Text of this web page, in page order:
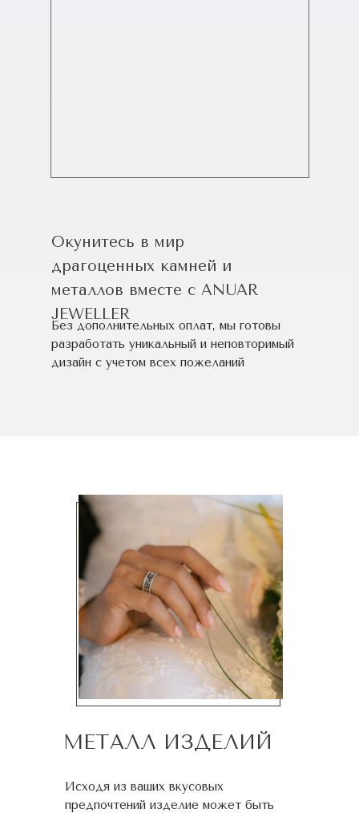
Окунитесь в мир
драгоценных камней и
металлов вместе с ANUAR
JEWELLER
Без дополнительных оплат, мы готовы
разработать уникальный и неповторимый
дизайн c учетом всех пожеланий
МЕТАЛЛ ИЗДЕЛИЙ
Исходя из ваших вкусовых
предпочтений изделие может быть